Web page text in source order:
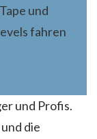
und
fahren
und Profis.
die